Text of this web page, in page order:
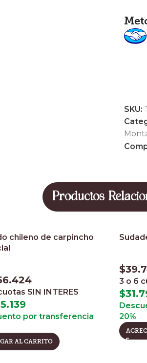
SKU:
Productos
chileno de carpincho
SIN INTERES
por transferencia
AL CARRITO
$
3 o 6
$
20%